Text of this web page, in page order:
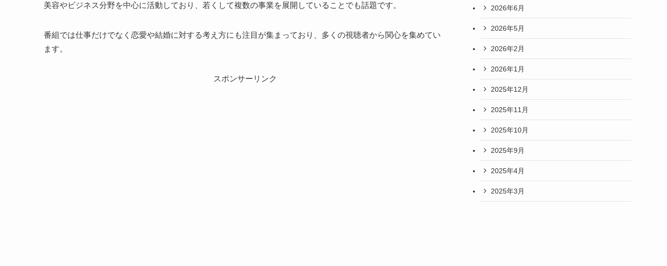
美容やビジネス分野を中心に活動しており、若くして複数の事業を展開していることでも話題です。
番組では仕事だけでなく恋愛や結婚に対する考え方にも注目が集まっており、多くの視聴者から関心を集めてい
ます。
スポンサーリンク
2026年6月
2026年5月
2026年2月
2026年1月
2025年12月
2025年11月
2025年10月
2025年9月
2025年4月
2025年3月